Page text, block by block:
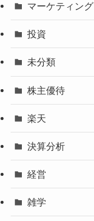
マーケティング
投資
未分類
株主優待
楽天
決算分析
経営
雑学